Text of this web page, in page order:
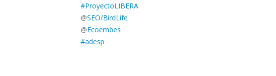
#ProyectoLIBERA
@SEO/BirdLife
@Ecoembes
#adesp